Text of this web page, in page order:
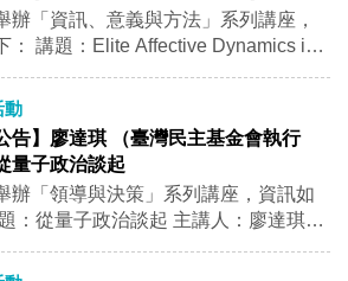
規範，應於規定 期間內向各開課單位
學分審核，審核通過者方取得學分，
日）累計微學分課程達 18 小時以上
得「微學分（學年-學期）」之選修課
1 學分， 登錄成績為「通過」（課程
學分）。 學生每學期至多採計 1 學
班學生計入畢業學分數至多 2 學分，
不得重複申請，且不得因 修習微學分
業年限。 中山大學微學分實施
英語表達與專業內容進行講授，並透
流、分組討論等方式，鼓勵學員積極
，在實際交流中提升英語表達能力與
的重要戰略課題，課程主題包括： -兩
戰 -臺灣科技的全球定位 -臺
時代深化 -美中關
題演講與深度交流，引
不同角度理解國際政治、經濟與科技
，以及 Bromo Sunrise Tour 等，將
從課堂學習與實地參訪中，深入了解
制度、地方治理與社會文化。 活動
接送、住宿、每日一餐及 Bromo Tour
際機票、簽證相關費用與個人支出則
**2026 年 9 月 1 日
日 **報名期間：**2026 年 7 月 1 日至
**應備文件：**護照資料頁、學生
所推薦信、近期個人照片 歡迎有興
辦「資訊、意義與方法」系列講座，
in
(Professor of Political Science,
時間：2026年6月10日
地點：政治所演講廳（社
動亮點： This
will explore how elite affective
toward political opponents, distinct
disagreement, influence
動
告】廖達琪 （臺灣民主基金會執行
量子政治談起
辦「領導與決策」系列講座，資訊如
00-16：00 地點：政治所 社SS